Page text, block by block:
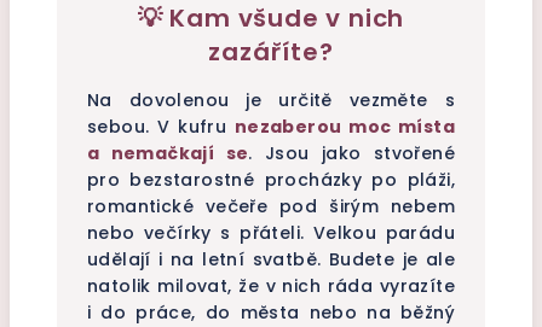
💡 Kam všude v nich
zazáříte?
Na dovolenou je určitě vezměte s
sebou. V kufru nezaberou moc místa
a nemačkají se. Jsou jako stvořené
pro bezstarostné procházky po pláži,
romantické večeře pod širým nebem
nebo večírky s přáteli. Velkou parádu
udělají i na letní svatbě. Budete je ale
natolik milovat, že v nich ráda vyrazíte
i do práce, do města nebo na běžný